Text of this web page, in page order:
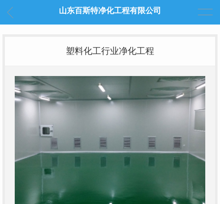
山东百斯特净化工程有限公司
塑料化工行业净化工程